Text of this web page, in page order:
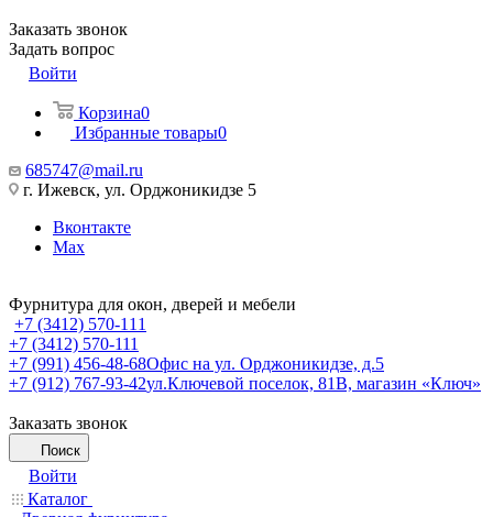
Заказать звонок
Задать вопрос
Войти
Корзина0
Избранные товары0
685747@mail.ru
г. Ижевск, ул. Орджоникидзе 5
Вконтакте
Max
Фурнитура для окон, дверей и мебели
+7 (3412) 570-111
+7 (3412) 570-111
+7 (991) 456-48-68Офис на ул. Орджоникидзе, д.5
+7 (912) 767-93-42ул.Ключевой поселок, 81В, магазин «Ключ»
Заказать звонок
Поиск
Войти
Каталог